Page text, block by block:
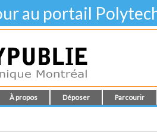
au portail
À propos Déposer Parcourir